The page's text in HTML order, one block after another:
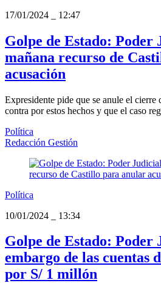
17/01/2024
12:47
Golpe de Estado: Poder
mañana recurso de
acusación
Expresidente pide que se anule el cierre
contra por estos hechos y que el caso
Política
Redacción Gestión
Política
10/01/2024
13:34
Golpe de Estado: Poder
embargo de las cuentas
por S/ 1 millón